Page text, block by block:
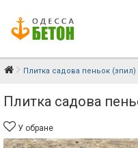
Плитка садова пеньок
Плитка садова
У обране